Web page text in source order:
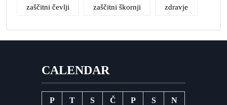
zaščitni čevlji zaščitni škornji zdravje
CALENDAR
P T S Č P S N